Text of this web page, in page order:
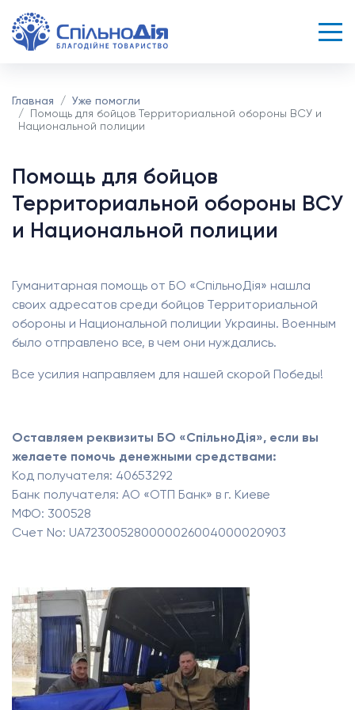
Главная
Уже помогли
Помощь для бойцов Территориальной обороны ВСУ и
Национальной полиции
Помощь для бойцов
Территориальной обороны ВСУ
и Национальной полиции
Гуманитарная помощь от БО «СпільноДія» нашла
своих адресатов среди бойцов Территориальной
обороны и Национальной полиции Украины. Военным
было отправлено все, в чем они нуждались.
Все усилия направляем для нашей скорой Победы!
Оставляем реквизиты БО «СпільноДія», если вы
желаете помочь денежными средствами:
Код получателя: 40653292
Банк получателя: АО «ОТП Банк» в г. Киеве
МФО: 300528
Счет No: UA723005280000026004000020903